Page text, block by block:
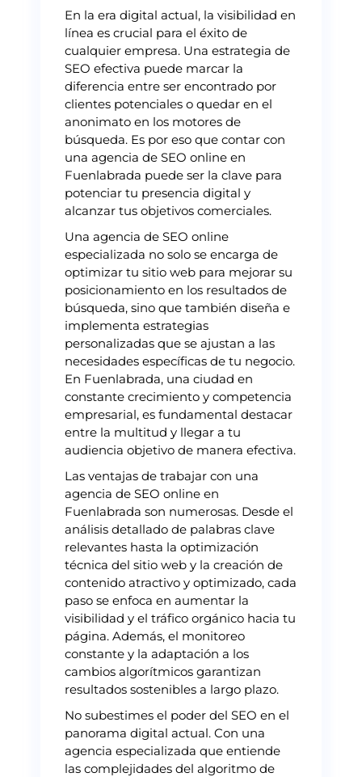
En la era digital actual, la visibilidad en
línea es crucial para el éxito de
cualquier empresa. Una estrategia de
SEO efectiva puede marcar la
diferencia entre ser encontrado por
clientes potenciales o quedar en el
anonimato en los motores de
búsqueda. Es por eso que contar con
una agencia de SEO online en
Fuenlabrada puede ser la clave para
potenciar tu presencia digital y
alcanzar tus objetivos comerciales.
Una agencia de SEO online
especializada no solo se encarga de
optimizar tu sitio web para mejorar su
posicionamiento en los resultados de
búsqueda, sino que también diseña e
implementa estrategias
personalizadas que se ajustan a las
necesidades específicas de tu negocio.
En Fuenlabrada, una ciudad en
constante crecimiento y competencia
empresarial, es fundamental destacar
entre la multitud y llegar a tu
audiencia objetivo de manera efectiva.
Las ventajas de trabajar con una
agencia de SEO online en
Fuenlabrada son numerosas. Desde el
análisis detallado de palabras clave
relevantes hasta la optimización
técnica del sitio web y la creación de
contenido atractivo y optimizado, cada
paso se enfoca en aumentar la
visibilidad y el tráfico orgánico hacia tu
página. Además, el monitoreo
constante y la adaptación a los
cambios algorítmicos garantizan
resultados sostenibles a largo plazo.
No subestimes el poder del SEO en el
panorama digital actual. Con una
agencia especializada que entiende
las complejidades del algoritmo de